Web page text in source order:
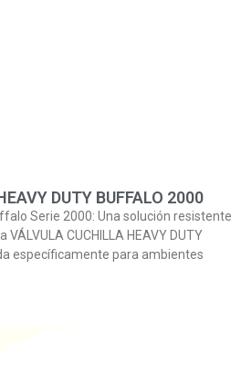
DUTY BUFFALO 2000
Serie 2000: Una solución resistente
CUCHILLA HEAVY DUTY
específicamente para ambientes